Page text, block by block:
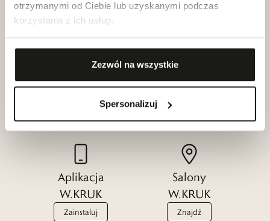
otrzymanymi od Ciebie lub uzyskanymi podczas
korzystania z ich usług.
Zezwól na wszystkie
Spersonalizuj
Klub dla
Przyjaciół
W.KRUK
Dołącz
W.KRUK
Aplikacja
W.KRUK
Zainstaluj
Salony
W.KRUK
Znajdź